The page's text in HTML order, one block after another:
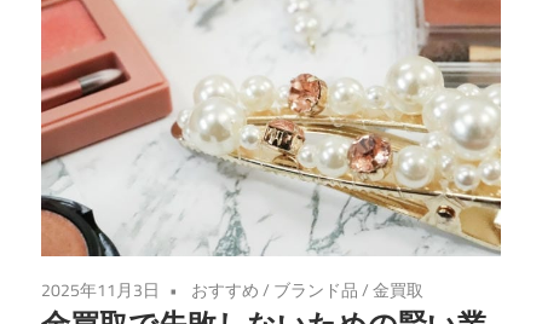
2025年11月3日 おすすめ/ ブランド品/金買取